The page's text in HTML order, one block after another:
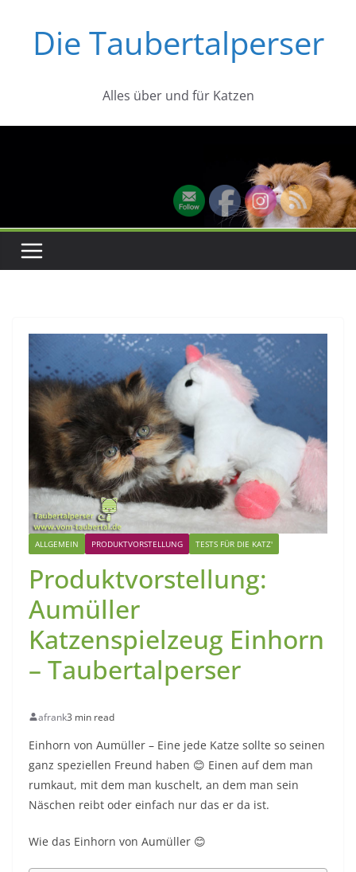
springenDie Taubertalperser
Alles über und für Katzen
ALLGEMEIN PRODUKTVORSTELLUNG TESTS FÜR DIE KATZ'
Produktvorstellung:
Aumüller
Katzenspielzeug Einhorn
– Taubertalperser
afrank3 min read
Einhorn von Aumüller – Eine jede Katze sollte so seinen
ganz speziellen Freund haben 😊 Einen auf dem man
rumkaut, mit dem man kuschelt, an dem man sein
Näschen reibt oder einfach nur das er da ist.
Wie das Einhorn von Aumüller 😊